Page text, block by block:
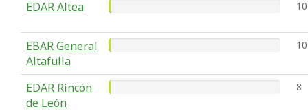
EDAR Altea 10
EBAR General
Altafulla
10
EDAR Rincón
de León
8